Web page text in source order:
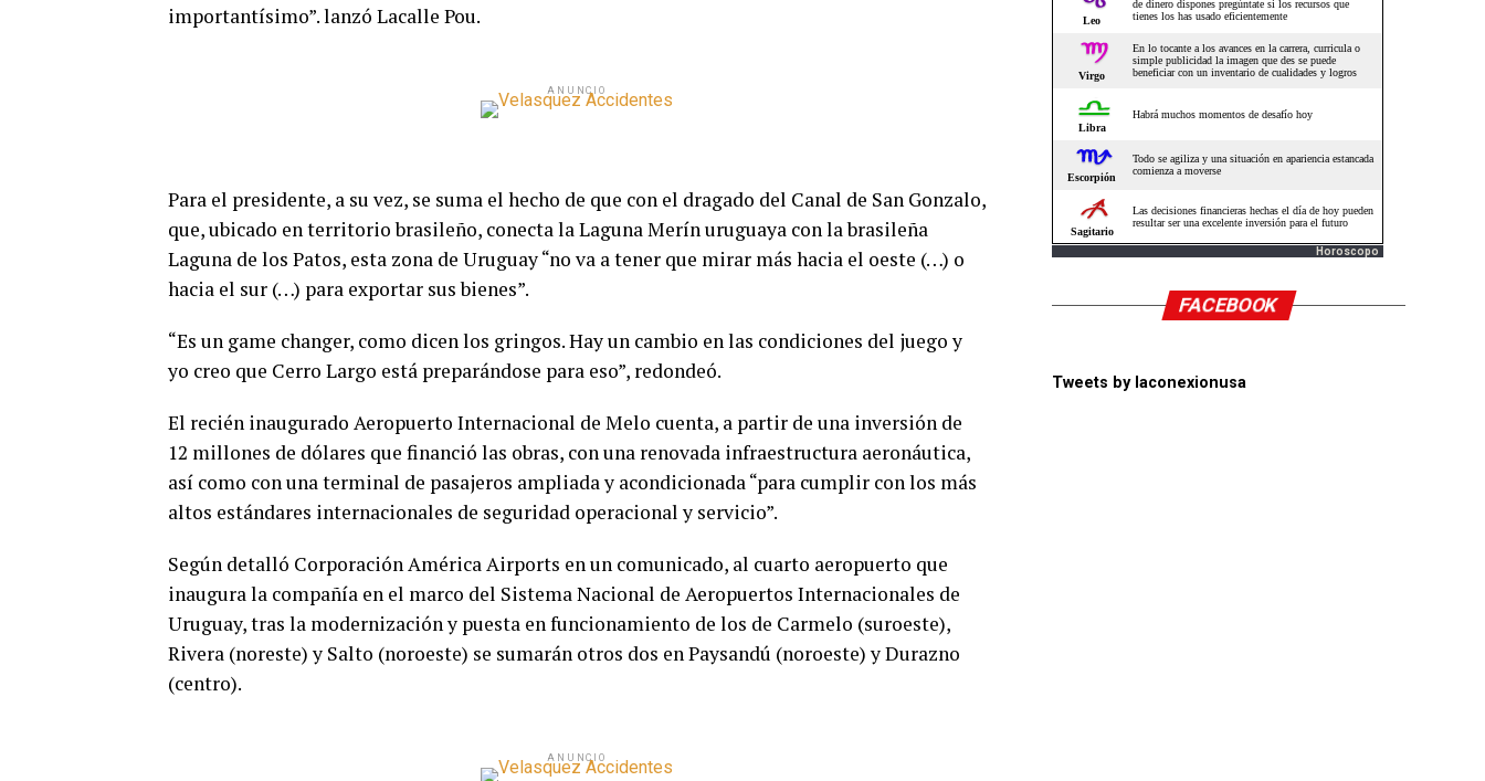
importantísimo”. lanzó Lacalle Pou.
ANUNCIO
Para el presidente, a su vez, se suma el hecho de que con el dragado del Canal de San Gonzalo,
que, ubicado en territorio brasileño, conecta la Laguna Merín uruguaya con la brasileña
Laguna de los Patos, esta zona de Uruguay “no va a tener que mirar más hacia el oeste (…) o
hacia el sur (…) para exportar sus bienes”.
“Es un game changer, como dicen los gringos. Hay un cambio en las condiciones del juego y
yo creo que Cerro Largo está preparándose para eso”, redondeó.
El recién inaugurado Aeropuerto Internacional de Melo cuenta, a partir de una inversión de
12 millones de dólares que financió las obras, con una renovada infraestructura aeronáutica,
así como con una terminal de pasajeros ampliada y acondicionada “para cumplir con los más
altos estándares internacionales de seguridad operacional y servicio”.
Según detalló Corporación América Airports en un comunicado, al cuarto aeropuerto que
inaugura la compañía en el marco del Sistema Nacional de Aeropuertos Internacionales de
Uruguay, tras la modernización y puesta en funcionamiento de los de Carmelo (suroeste),
Rivera (noreste) y Salto (noroeste) se sumarán otros dos en Paysandú (noroeste) y Durazno
(centro).
ANUNCIO
Horoscopo
FACEBOOK
Tweets by laconexionusa